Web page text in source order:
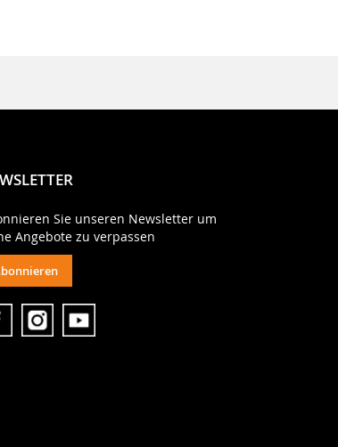
Sie unseren Newsletter um
Angebote zu verpassen